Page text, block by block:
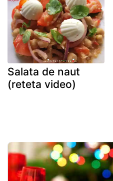
Salata de naut
(reteta video)